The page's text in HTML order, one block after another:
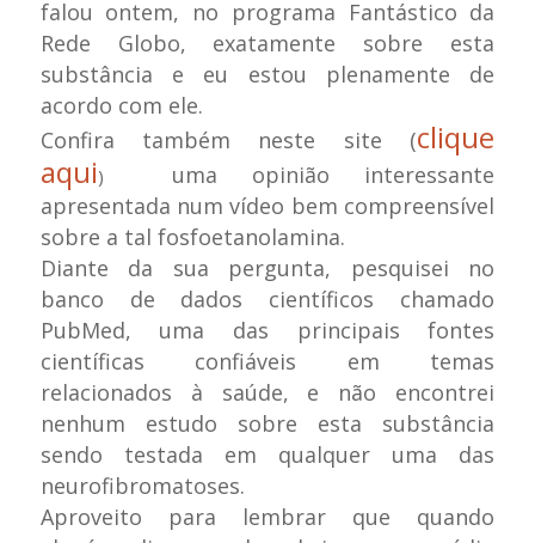
falou ontem, no programa Fantástico da
Rede Globo, exatamente sobre esta
substância e eu estou plenamente de
acordo com ele.
Confira também neste site (clique
aqui)
uma opinião interessante
apresentada num vídeo bem compreensível
sobre a tal fosfoetanolamina.
Diante da sua pergunta, pesquisei no
banco de dados científicos chamado
PubMed, uma das principais fontes
científicas confiáveis em temas
relacionados à saúde, e não encontrei
nenhum estudo sobre esta substância
sendo testada em qualquer uma das
neurofibromatoses.
Aproveito para lembrar que quando